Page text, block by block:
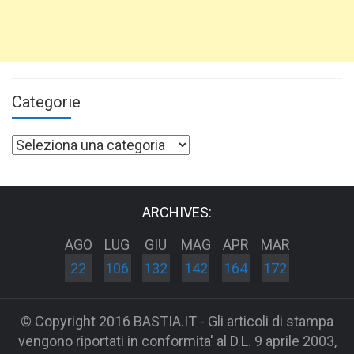
Categorie
Categorie
ARCHIVES:
AGO
22
LUG
106
GIU
132
MAG
142
APR
164
MAR
172
© Copyright 2016 BASTIA.IT - Gli articoli di stampa
vengono riportati in conformita' al D.L. 9 aprile 2003,